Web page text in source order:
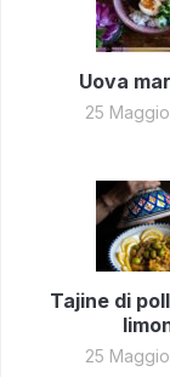
Uova
25
Tajine di
25